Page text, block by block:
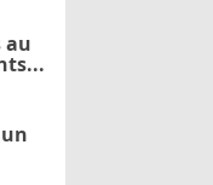
au